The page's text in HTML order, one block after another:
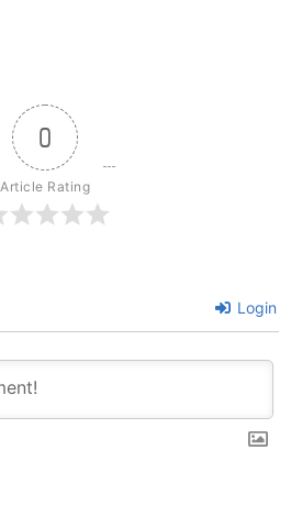
0
Article Rating
Login